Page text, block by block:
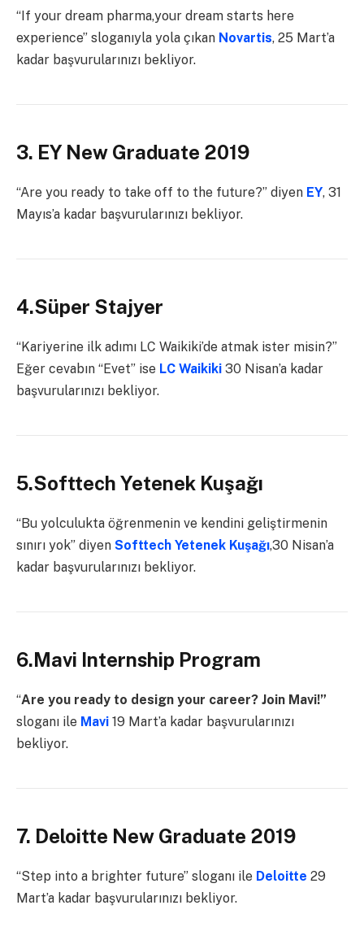
“If your dream pharma,your dream starts here
experience” sloganıyla yola çıkan Novartis, 25 Mart’a
kadar başvurularınızı bekliyor.
3. EY New Graduate 2019
“Are you ready to take off to the future?” diyen EY, 31
Mayıs’a kadar başvurularınızı bekliyor.
4.Süper Stajyer
“Kariyerine ilk adımı LC Waikiki’de atmak ister misin?”
Eğer cevabın “Evet” ise LC Waikiki 30 Nisan’a kadar
başvurularınızı bekliyor.
5.Softtech Yetenek Kuşağı
“Bu yolculukta öğrenmenin ve kendini geliştirmenin
sınırı yok” diyen Softtech Yetenek Kuşağı,30 Nisan’a
kadar başvurularınızı bekliyor.
6.Mavi Internship Program
“Are you ready to design your career? Join Mavi!”
sloganı ile Mavi 19 Mart’a kadar başvurularınızı
bekliyor.
7. Deloitte New Graduate 2019
“Step into a brighter future” sloganı ile Deloitte 29
Mart’a kadar başvurularınızı bekliyor.